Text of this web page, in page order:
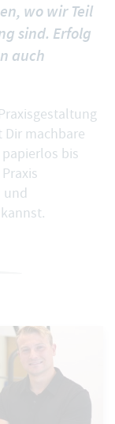
wo wir Teil
sind. Erfolg
auch
machbare
bis